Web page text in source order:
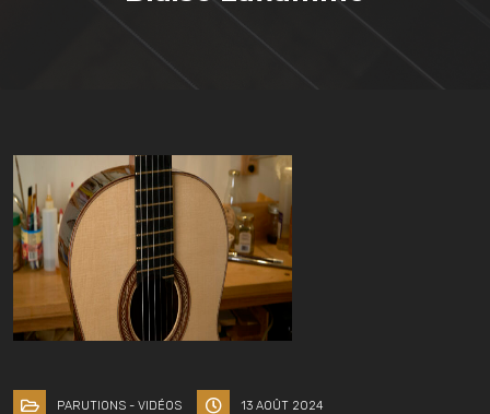
PARUTIONS - VIDÉOS 13 AOÛT 2024